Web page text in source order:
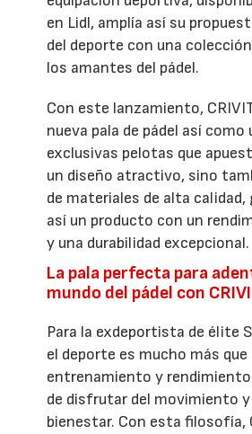
en Lidl, amplía así su
del deporte con una
los amantes del pádel.
Con este lanzamiento,
nueva pala de pádel así como
exclusivas pelotas que
un diseño atractivo, sino
de materiales de alta
así un producto con un
y una durabilidad excepcional.
La pala perfecta para
mundo del pádel con
Para la exdeportista de élite
el deporte es mucho más que
entrenamiento y
de disfrutar del movimiento y
bienestar. Con esta filosofía,